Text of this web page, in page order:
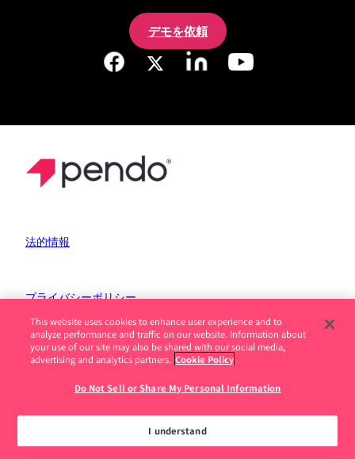
デモを依頼
法的情報
プライバシーポリシー
Do Not Sell or Share My Personal Information
877.320.8484
© 2025 Pendo.io, Inc.All rights reserved.
ンは、Pendo.io, Inc.またはその子会社の商標であり、許可なく
使用することはできません。
This website uses cookies to enhance user experience and to
analyze performance and traffic on our website. Information about
your use of our site may also be shared with our social media,
advertising and analytics partners. Cookie Policy
Do Not Sell or Share My Personal Information
I understand